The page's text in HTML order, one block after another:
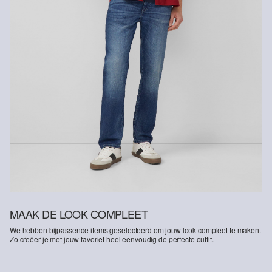
MAAK DE LOOK COMPLEET
We hebben bijpassende items geselecteerd om jouw look compleet te maken.
Zo creëer je met jouw favoriet heel eenvoudig de perfecte outfit.